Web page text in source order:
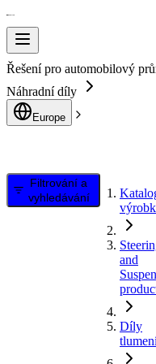
Řešení pro automobilový
Náhradní díly
Europe
Filtrování a
vyhledávání
and
Díly